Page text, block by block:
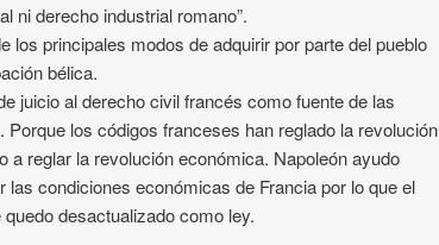
ni derecho industrial romano”.
los principales modos de adquirir por parte del pueblo
bélica.
juicio al derecho civil francés como fuente de las
Porque los códigos franceses han reglado la revolución
a reglar la revolución económica. Napoleón ayudo
las condiciones económicas de Francia por lo que el
desactualizado como ley.